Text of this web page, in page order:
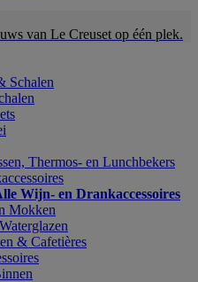
van Le Creuset op één plek.
Schalen
Thermos- en Lunchbekers
Wijn- en Drankaccessoires
Mokken
& Cafetières